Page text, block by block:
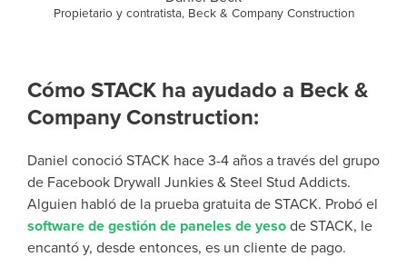
Propietario y contratista, Beck & Company Construction
Cómo STACK ha ayudado a Beck &
Company Construction:
Daniel conoció STACK hace 3-4 años a través del grupo
de Facebook Drywall Junkies & Steel Stud Addicts.
Alguien habló de la prueba gratuita de STACK. Probó el
software de gestión de paneles de yeso de STACK, le
encantó y, desde entonces, es un cliente de pago.